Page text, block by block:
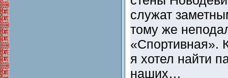
служат
тому же
«Спортивная».
я хотел найти
наших…